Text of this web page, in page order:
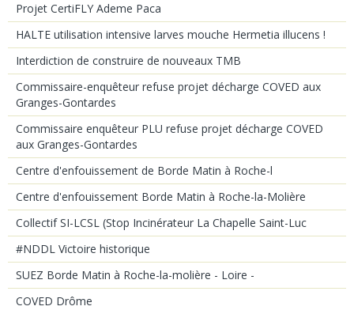
Projet CertiFLY Ademe Paca
HALTE utilisation intensive larves mouche Hermetia illucens !
Interdiction de construire de nouveaux TMB
Commissaire-enquêteur refuse projet décharge COVED aux
Granges-Gontardes
Commissaire enquêteur PLU refuse projet décharge COVED
aux Granges-Gontardes
Centre d'enfouissement de Borde Matin à Roche-l
Centre d'enfouissement Borde Matin à Roche-la-Molière
Collectif SI-LCSL (Stop Incinérateur La Chapelle Saint-Luc
#NDDL Victoire historique
SUEZ Borde Matin à Roche-la-molière - Loire -
COVED Drôme